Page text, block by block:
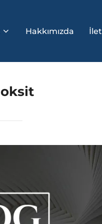
Hakkımızda
oksit